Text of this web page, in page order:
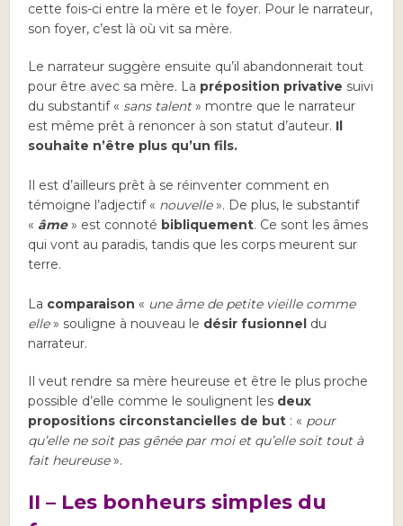
cette fois-ci entre la mère et le foyer. Pour le narrateur,
son foyer, c’est là où vit sa mère.
Le narrateur suggère ensuite qu’il abandonnerait tout
pour être avec sa mère. La préposition privative suivi
du substantif « sans talent» montre que le narrateur
est même prêt à renoncer à son statut d’auteur. Il
souhaite n’être plus qu’un fils.
Il est d’ailleurs prêt à se réinventer comment en
témoigne l’adjectif « nouvelle». De plus, le substantif
« âme» est connoté bibliquement. Ce sont les âmes
qui vont au paradis, tandis que les corps meurent sur
terre.
La comparaison « une âme de petite vieille comme
elle» souligne à nouveau le désir fusionnel du
narrateur.
Il veut rendre sa mère heureuse et être le plus proche
possible d’elle comme le soulignent les deux
propositions circonstancielles de but : « pour
qu’elle ne soit pas gênée par moi et qu’elle soit tout à
fait heureuse».
II – Les bonheurs simples du